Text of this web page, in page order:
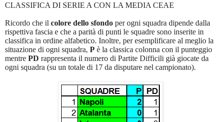
CLASSIFICA DI SERIE A CON LA MEDIA CEAE
Ricordo che il colore dello sfondo per ogni squadra dipende dalla
rispettiva fascia e che a parità di punti le squadre sono inserite in
classifica in ordine alfabetico. Inoltre, per esemplificare al meglio la
situazione di ogni squadra, P è la classica colonna con il punteggio
mentre PD rappresenta il numero di Partite Difficili già giocate da
ogni squadra (su un totale di 17 da disputare nel campionato).